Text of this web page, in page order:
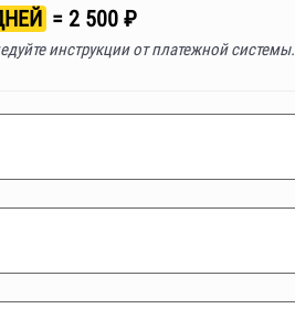
= 2 500 ₽
инструкции от платежной системы.